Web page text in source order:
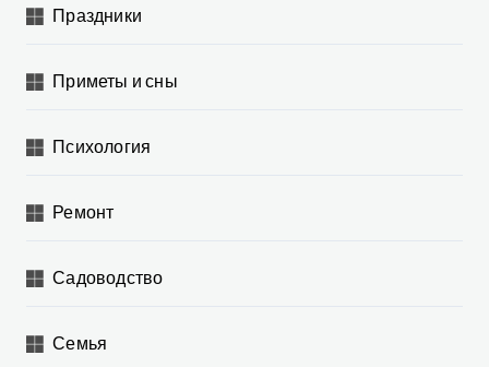
Праздники
Приметы и сны
Психология
Ремонт
Садоводство
Семья